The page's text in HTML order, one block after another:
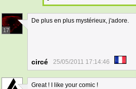
17
De plus en plus mystérieux, j'adore.
circé 25/05/2011 17:14:46
Great ! I like your comic !